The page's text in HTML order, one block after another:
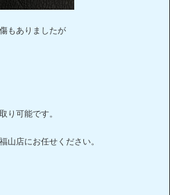
もありましたが
り可能です。
山店にお任せください。